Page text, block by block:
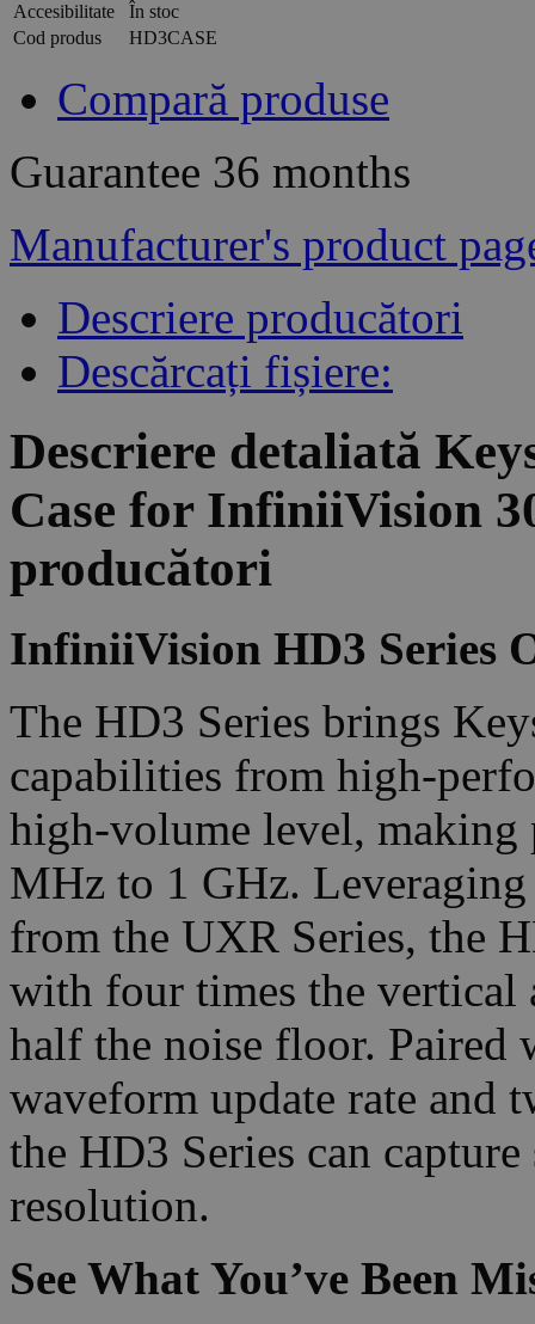
Accesibilitate
În stoc
Cod produs
HD3CASE
Compară produse
Guarantee 36 months
Manufacturer's product
Descriere producători
Descărcați fișiere:
Descriere detaliată
Case for InfiniiVision
producători
InfiniiVision HD3 Series
The HD3 Series brings
capabilities from high-
high-volume level,
MHz to 1 GHz.
from the UXR Series, the
with four times the vertical
half the noise floor. Paired
waveform update rate and
the HD3 Series can
resolution.
See What You’ve Been